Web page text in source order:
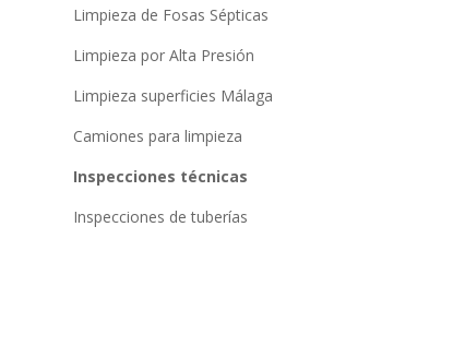
Limpieza de Fosas Sépticas
Limpieza por Alta Presión
Limpieza superficies Málaga
Camiones para limpieza
Inspecciones técnicas
Inspecciones de tuberías